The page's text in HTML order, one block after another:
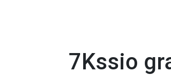
7Kssio